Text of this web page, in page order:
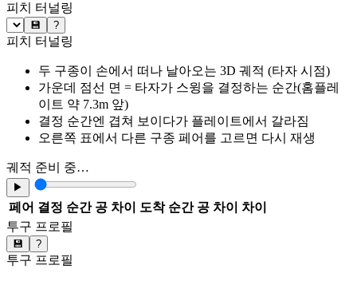
피치 터널링
💾 ?
피치 터널링
두 구종이 손에서 떠나 날아오는 3D 궤적 (타자 시점)
가운데 점선 면 = 타자가 스윙을 결정하는 순간(홈플레
이트 약 7.3m 앞)
결정 순간엔 겹쳐 보이다가 플레이트에서 갈라짐
오른쪽 표에서 다른 구종 페어를 고르면 다시 재생
궤적 준비 중…
▶
페어 결정 순간 공 차이 도착 순간 공 차이
차이
투구 프로필
💾 ?
투구 프로필